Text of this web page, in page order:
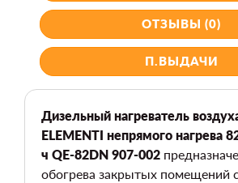
ОТЗЫВЫ (0)
П.ВЫДАЧИ
Дизельный нагреватель
ELEMENTI непрямого нагрева
ч QE-82DN 907-002
обогрева закрытых помещений